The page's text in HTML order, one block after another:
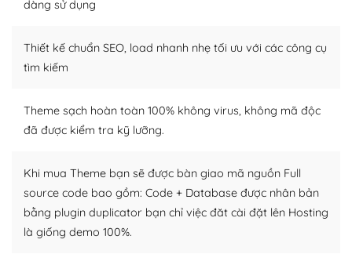
WordPress là nơi lưu trữ cho một diễn đàn cộng đồng
người cuồng tín WordPress.
Nếu bạn gặp khó khăn, bạn có thể lên mạng và tìm
lời, giải đáp vấn đề của bạn.
Cộng đồng sử dụng WordPress sẵn sàng hỗ trợ bạn
– Đa dạng plugin và themes
dàng sử dụng
Thiết kế chuẩn SEO, load nhanh nhẹ tối ưu với các công cụ
tìm kiếm
Theme sạch hoàn toàn 100% không virus, không mã độc
đã được kiểm tra kỹ lưỡng.
Khi mua Theme bạn sẽ được bàn giao mã nguồn Full
source code bao gồm: Code + Database được nhân bản
bằng plugin duplicator bạn chỉ việc đăt cài đặt lên Hosting
là giống demo 100%.